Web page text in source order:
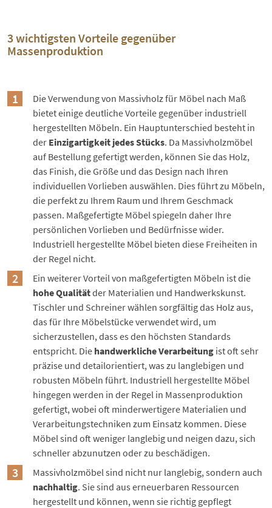
3 wichtigsten Vorteile gegenüber
Massenproduktion
Die Verwendung von Massivholz für Möbel nach Maß
bietet einige deutliche Vorteile gegenüber industriell
hergestellten Möbeln. Ein Hauptunterschied besteht in
der Einzigartigkeit jedes Stücks. Da Massivholzmöbel
auf Bestellung gefertigt werden, können Sie das Holz,
das Finish, die Größe und das Design nach Ihren
individuellen Vorlieben auswählen. Dies führt zu Möbeln,
die perfekt zu Ihrem Raum und Ihrem Geschmack
passen. Maßgefertigte Möbel spiegeln daher Ihre
persönlichen Vorlieben und Bedürfnisse wider.
Industriell hergestellte Möbel bieten diese Freiheiten in
der Regel nicht.
Ein weiterer Vorteil von maßgefertigten Möbeln ist die
hohe Qualitätder Materialien und Handwerkskunst.
Tischler und Schreinerwählen sorgfältig das Holz aus,
das für Ihre Möbelstücke verwendet wird, um
sicherzustellen, dass es den höchsten Standards
entspricht. Die handwerkliche Verarbeitung ist oft sehr
präzise und detailorientiert, was zu langlebigen und
robusten Möbeln führt. Industriell hergestellte Möbel
hingegen werden in der Regel in Massenproduktion
gefertigt, wobei oft minderwertigere Materialien und
Verarbeitungstechniken zum Einsatz kommen. Diese
Möbel sind oft weniger langlebig und neigen dazu, sich
schneller abzunutzen oder zu beschädigen.
Massivholzmöbel sind nicht nur langlebig, sondern auch
nachhaltig. Sie sind aus erneuerbaren Ressourcen
hergestellt und können, wenn sie richtig gepflegt